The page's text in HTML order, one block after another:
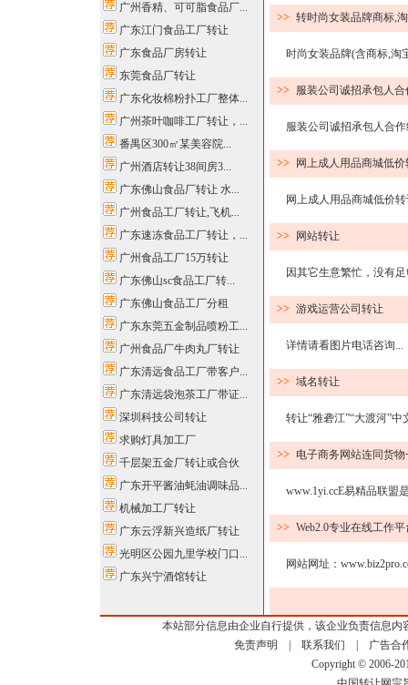
广州香精、可可脂食品厂...
广东江门食品工厂转让
广东食品厂房转让
东莞食品厂转让
广东化妆棉粉扑工厂整体...
广州茶叶咖啡工厂转让，...
番禺区300㎡某美容院...
广州酒店转让38间房3...
广东佛山食品厂转让 水...
广州食品工厂转让,飞机...
广东速冻食品工厂转让，...
广州食品工厂15万转让
广东佛山sc食品工厂转...
广东佛山食品工厂分租
广东东莞五金制品喷粉工...
广州食品厂牛肉丸厂转让
广东清远食品工厂带客户...
广东清远袋泡茶工厂带证...
深圳科技公司转让
求购灯具加工厂
千层架五金厂转让或合伙
广东开平酱油蚝油调味品...
机械加工厂转让
广东云浮新兴造纸厂转让
光明区公园九里学校门口...
广东兴宁酒馆转让
>> 转时尚女装品牌商标,
时尚女装品牌(含商标,淘
>> 服装公司诚招承包人
服装公司诚招承包人合作
>> 网上成人用品商城低价
网上成人用品商城低价转
>> 网站转让
因其它生意繁忙，没有足
>> 游戏运营公司转让
详情请看图片电话咨询...
>> 域名转让
转让“雅砻江”“大渡河”中
>> 电子商务网站连同货
www.1yi.ccE易精品联盟
>> Web2.0专业在线工作
网站网址：
本站部分信息由企业自行提供，该企业负责信息
免责声明
联系我们
广告合
Copyright © 2006-